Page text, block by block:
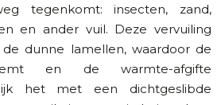
tegenkomt: insecten, zand,
en ander vuil. Deze vervuiling
dunne lamellen, waardoor de
en de warmte-afgifte
het met een dichtgeslibde